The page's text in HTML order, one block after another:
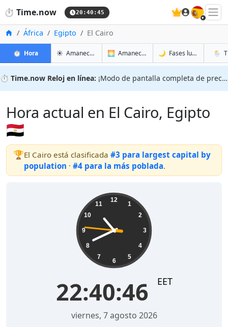
⏱️ Time.now 20:40:46 🇪🇸
InicioÁfrica Egipto El Cairo
⏱️ Horaen El Cairo
☀️ Amanecer y atardecer en El Cairo
🌅 Amanecer y atardecer mañana en El
🌙 Fases lunares en El
🌦️
⏱️ Time.now Reloj en línea: ¡Modo de pantalla completa de precisión!
Hora actual en El Cairo, Egipto
🇪🇬
🏆El Cairo está clasificada #3 para largest capital by
population · #4 para la más poblada.
12
1
2
3
4
5
6
7
8
9
10
11
22:40:47 EET
viernes, 7 agosto 2026